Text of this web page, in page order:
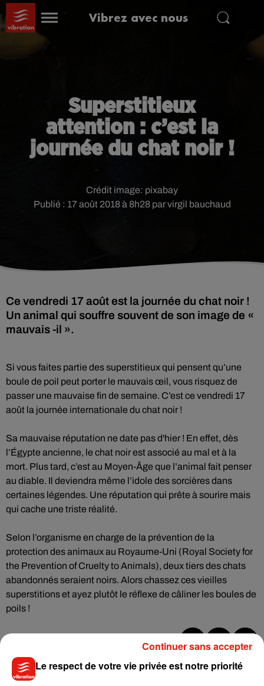
Vibrez avec nous
Superstitieux
attention : c’est la
journée du chat noir !
Publié : 17 août 2018 à 8h28 par virgil bauchaud
Crédit image: pixabay
Ce vendredi 17 août est la journée du chat noir !
Un animal qui souffre souvent de son image de «
mauvais -il ».
Si vous faites partie des superstitieux qui pensent qu’une
boule de poil peut porter le mauvais œil, vous risquez de
passer une mauvaise fin de semaine. C’est ce vendredi 17
août la journée internationale du chat noir !
Sa mauvaise réputation ne date pas d'hier ! En effet, dès
l’Égypte ancienne, le chat noir est associé au mal et à la
mort. Plus tard, c’est au Moyen-Âge que l’animal fait penser
au diable. Il deviendra même l’idole des sorcières dans
certaines légendes. Une réputation qui prête à sourire mais
qui cache une triste réalité.
Selon l’organisme en charge de la prévention de la
protection des animaux au Royaume-Uni (Royal Society for
the Prevention of Cruelty to Animals), deux tiers des chats
abandonnés seraient noirs. Alors chassez ces vieilles
superstitions et ayez plutôt le réflexe de câliner les boules de
poils !
MusiqueLe respect de votre vie privée est notre priorité
Continuer sans accepter